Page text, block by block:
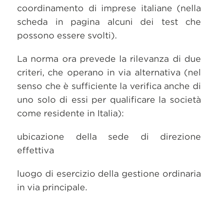
coordinamento di imprese italiane (nella
scheda in pagina alcuni dei test che
possono essere svolti).
La norma ora prevede la rilevanza di due
criteri, che operano in via alternativa (nel
senso che è sufficiente la verifica anche di
uno solo di essi per qualificare la società
come residente in Italia):
ubicazione della sede di direzione
effettiva
luogo di esercizio della gestione ordinaria
in via principale.